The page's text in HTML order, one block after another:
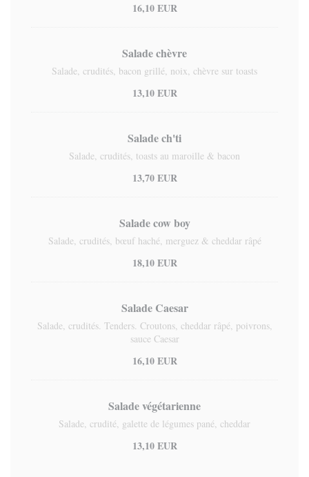
16,10 EUR
Salade chèvre
Salade, crudités, bacon grillé, noix, chèvre sur toasts
13,10 EUR
Salade ch'ti
Salade, crudités, toasts au maroille & bacon
13,70 EUR
Salade cow boy
Salade, crudités, bœuf haché, merguez & cheddar râpé
18,10 EUR
Salade Caesar
Salade, crudités. Tenders. Croutons, cheddar râpé, poivrons,
sauce Caesar
16,10 EUR
Salade végétarienne
Salade, crudité, galette de légumes pané, cheddar
13,10 EUR